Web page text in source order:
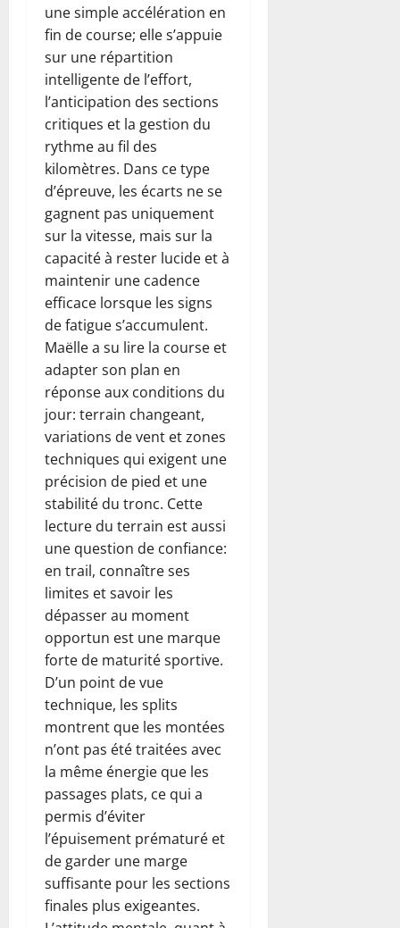
une simple accélération en
fin de course; elle s’appuie
sur une répartition
intelligente de l’effort,
l’anticipation des sections
critiques et la gestion du
rythme au fil des
kilomètres. Dans ce type
d’épreuve, les écarts ne se
gagnent pas uniquement
sur la vitesse, mais sur la
capacité à rester lucide et à
maintenir une cadence
efficace lorsque les signs
de fatigue s’accumulent.
Maëlle a su lire la course et
adapter son plan en
réponse aux conditions du
jour: terrain changeant,
variations de vent et zones
techniques qui exigent une
précision de pied et une
stabilité du tronc. Cette
lecture du terrain est aussi
une question de confiance:
en trail, connaître ses
limites et savoir les
dépasser au moment
opportun est une marque
forte de maturité sportive.
D’un point de vue
technique, les splits
montrent que les montées
n’ont pas été traitées avec
la même énergie que les
passages plats, ce qui a
permis d’éviter
l’épuisement prématuré et
de garder une marge
suffisante pour les sections
finales plus exigeantes.